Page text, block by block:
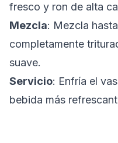
fresco y ron de alta
Mezcla: Mezcla
completamente
suave.
Servicio: Enfría el
bebida más